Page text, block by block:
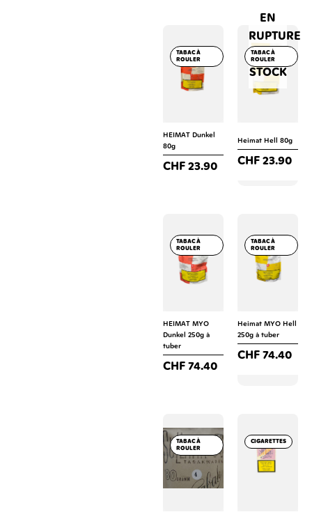
TABAC À
ROULER
HEIMAT Dunkel
80g
CHF23.90
EN
RUPTURE
DE
STOCK
TABAC À
ROULER
Heimat Hell 80g
CHF23.90
TABAC À
ROULER
HEIMAT MYO
Dunkel 250g à
tuber
CHF74.40
TABAC À
ROULER
Heimat MYO Hell
250g à tuber
CHF74.40
TABAC À
ROULER
CIGARETTES